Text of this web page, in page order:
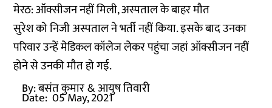
मेरठ: ऑक्सीजन नहीं मिली, अस्पताल के बाहर मौत
सुरेश को निजी अस्पताल ने भर्ती नहीं किया. इसके बाद उनका
परिवार उन्हें मेडिकल कॉलेज लेकर पहुंचा जहां ऑक्सीजन नहीं
होने से उनकी मौत हो गई.
By:बसंत कुमार& आयुष तिवारी
Date: 05 May, 2021